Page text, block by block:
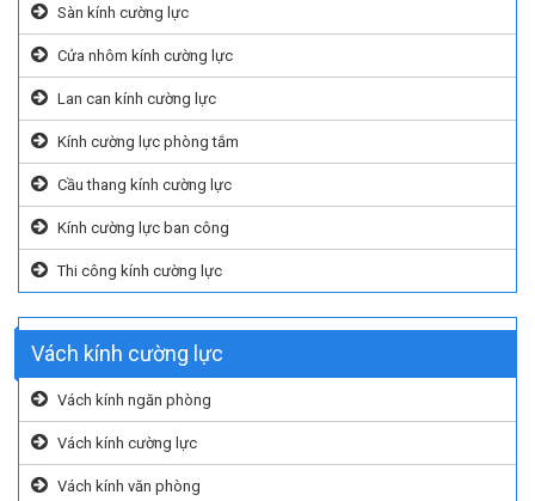
Sàn kính cường lực
Cửa nhôm kính cường lực
Lan can kính cường lực
Kính cường lực phòng tắm
Cầu thang kính cường lực
Kính cường lực ban công
Thi công kính cường lực
Vách kính cường lực
Vách kính ngăn phòng
Vách kính cường lực
Vách kính văn phòng